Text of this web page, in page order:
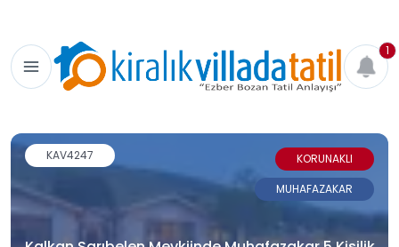
1
KAV4247
KORUNAKLI
MUHAFAZAKAR